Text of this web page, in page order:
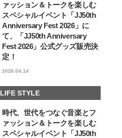
ァッション＆トークを楽しむ
スペシャルイベント「JJ50th
Anniversary Fest 2026」に
て、「JJ50th Anniversary
Fest 2026」公式グッズ販売決
定！
2026.04.14
LIFE STYLE
時代、世代をつなぐ音楽とフ
ァッション＆トークを楽しむ
スペシャルイベント「JJ50th
【新世代J-POPグループ
aoen（アオエン）】自身がアーテ
ィストを目指すきかっけとなった
先輩とは―― 新曲「青春インクレ
ディブル」リリース記念インタビ
ュー
2025.10.20
LIFE STYLE
ります♪